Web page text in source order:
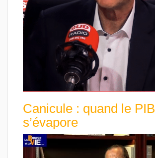
Canicule : quand le PIB
s’évapore